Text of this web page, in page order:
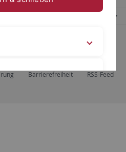
Tübingen
Barrierefreiheit RSS-Feed